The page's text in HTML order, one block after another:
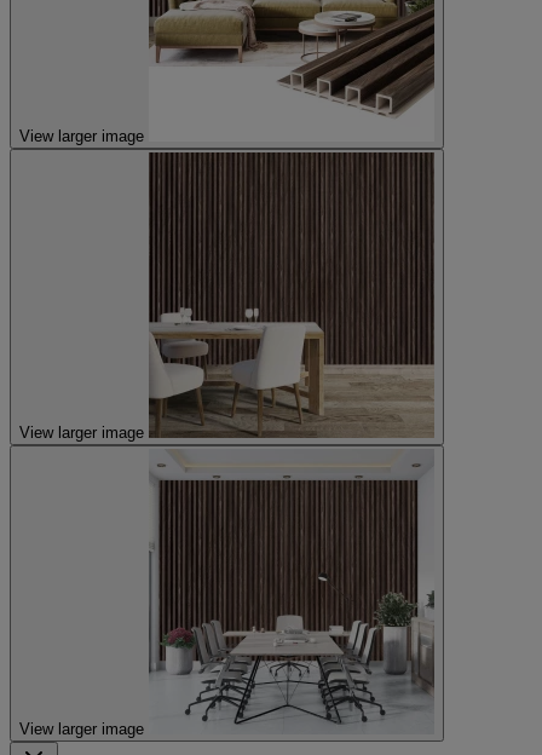
View larger image
View larger image
View larger image